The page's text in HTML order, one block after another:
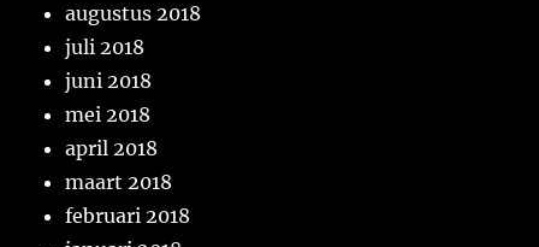
augustus 2018
juli 2018
juni 2018
mei 2018
april 2018
maart 2018
februari 2018